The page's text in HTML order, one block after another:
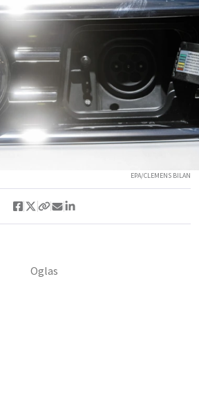
EPA/CLEMENS BILAN